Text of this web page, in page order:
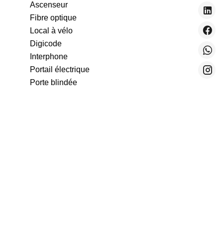
Ascenseur
Fibre optique
Local à vélo
Digicode
Interphone
Portail électrique
Porte blindée